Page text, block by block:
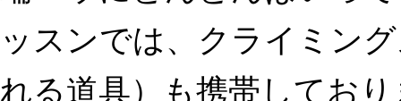
ッスンでは、クライミン
れる道具）も携帯してお